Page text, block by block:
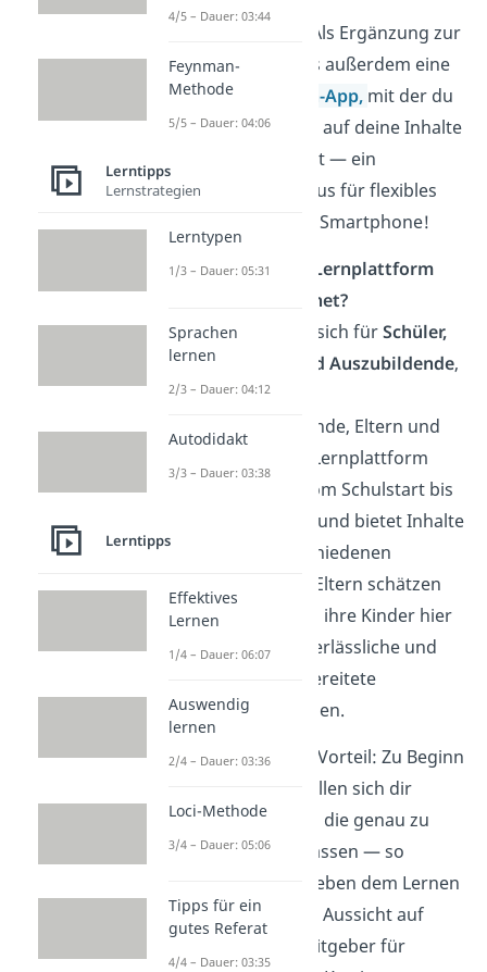
Als Ergänzung zur
Webseite gibt es außerdem eine
kostenlose Lern-App, mit der du
auch unterwegs auf deine Inhalte
zugreifen kannst — ein
praktischer Bonus für flexibles
Lernen auf dem Smartphone!
Für wen ist die Lernplattform
Studyflix geeignet?
Studyflix eignet sich fürSchüler,
Studierende und Auszubildende,
aber auch für
Berufseinsteigende, Eltern und
Lehrkräfte. Die Lernplattform
begleitet dich vom Schulstart bis
ins Berufsleben und bietet Inhalte
aus vielen verschiedenen
Fachbereichen. Eltern schätzen
besonders, dass ihre Kinder hier
ausschließlich verlässliche und
didaktisch aufbereitete
Lerninhalte nutzen.
Ein zusätzlicher Vorteil: Zu Beginn
vieler Videos stellen sich dir
Arbeitgeber vor, die genau zu
deinem Profil passen — so
bekommst du neben dem Lernen
gleich noch eine Aussicht auf
potentielle Arbeitgeber für
4/5 – Dauer: 03:44
Feynman-
Methode
5/5 – Dauer: 04:06
Lerntipps
Lernstrategien
Lerntypen
1/3 – Dauer: 05:31
Sprachen
lernen
2/3 – Dauer: 04:12
Autodidakt
3/3 – Dauer: 03:38
Lerntipps
Effektives
Lernen
1/4 – Dauer: 06:07
Auswendig
lernen
2/4 – Dauer: 03:36
Loci-Methode
3/4 – Dauer: 05:06
Tipps für ein
gutes Referat
4/4 – Dauer: 03:35